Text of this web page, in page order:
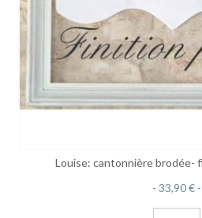
Louise: cantonnière brodée-
33,90 €